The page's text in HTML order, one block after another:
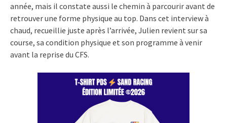
année, mais il constate aussi le chemin à parcourir avant de
retrouver une forme physique au top. Dans cet interview à
chaud, recueillie juste après l’arrivée, Julien revient sur sa
course, sa condition physique et son programme à venir
avant la reprise du CFS.